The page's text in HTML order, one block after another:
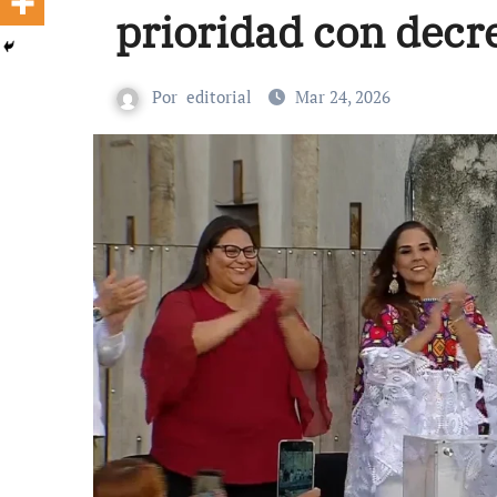
prioridad con
Por editorial Mar 24, 2026